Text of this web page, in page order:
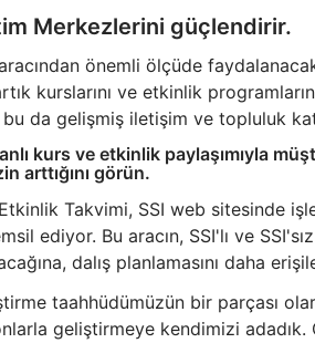
Merkezlerini güçlendirir.
önemli ölçüde
kurslarını ve etkinlik
da gelişmiş iletişim ve topluluk
kurs ve etkinlik paylaşımıyla
arttığını görün.
Takvimi, SSI web sitesinde
ediyor. Bu aracın, SSI'lı ve
dalış planlamasını daha
taahhüdümüzün bir parçası
geliştirmeye kendimizi